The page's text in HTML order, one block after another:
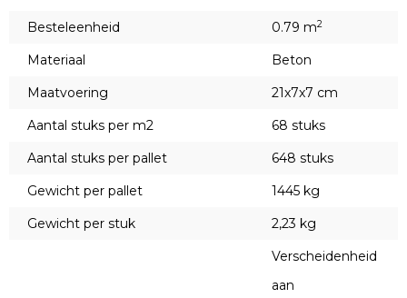
Besteleenheid
0.79 m2
Materiaal
Beton
Maatvoering
21x7x7 cm
Aantal stuks per m2
68 stuks
Aantal stuks per pallet
648 stuks
Gewicht per pallet
1445 kg
Gewicht per stuk
2,23 kg
Verscheidenheid
aan